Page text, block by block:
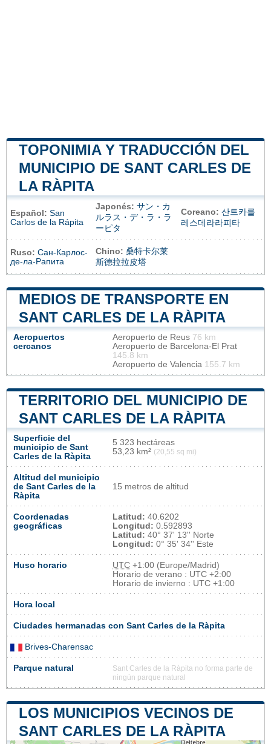
TOPONIMIA Y TRADUCCIÓN DEL
MUNICIPIO DE SANT CARLES DE
LA RÀPITA
Español: San
Carlos de la Rápita
Japonés: サン・カ
ルラス・デ・ラ・ラ
ーピタ
Coreano: 산트카를
레스데라라피타
Ruso: Сан-Карлос-
де-ла-Рапита
Chino: 桑特卡尔莱
斯德拉拉皮塔
MEDIOS DE TRANSPORTE EN
SANT CARLES DE LA RÀPITA
Aeropuertos
cercanos
Aeropuerto de Reus 76 km
Aeropuerto de Barcelona-El Prat
145.8 km
Aeropuerto de Valencia 155.7 km
TERRITORIO DEL MUNICIPIO DE
SANT CARLES DE LA RÀPITA
Superficie del
municipio de Sant
Carles de la Ràpita
5 323 hectáreas
53,23 km² (20,55 sq mi)
Altitud del municipio
de Sant Carles de la
Ràpita
15 metros de altitud
Coordenadas
geográficas
Latitud: 40.6202
Longitud: 0.592893
Latitud: 40° 37' 13'' Norte
Longitud: 0° 35' 34'' Este
Huso horario UTC +1:00 (Europe/Madrid)
Horario de verano : UTC +2:00
Horario de invierno : UTC +1:00
Hora local
Ciudades hermanadas con Sant Carles de la Ràpita
Brives-Charensac
Parque natural
Sant Carles de la Ràpita no forma parte de
ningún parque natural
LOS MUNICIPIOS VECINOS DE
SANT CARLES DE LA RÀPITA